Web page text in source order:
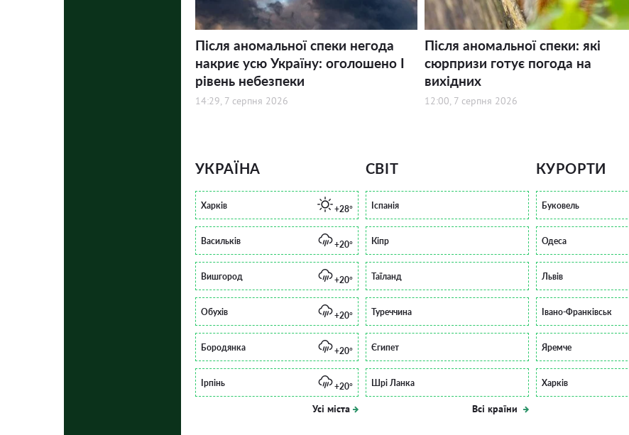
Після аномальної спеки негода
накриє усю Україну: оголошено І
рівень небезпеки
14:29, 7 серпня 2026
Після аномальної спеки: які
сюрпризи готує погода на
вихідних
12:00, 7 серпня 2026
УКРАЇНА
Харків +28°
Васильків +20°
Вишгород +20°
Обухів +20°
Бородянка +20°
Ірпінь +20°
Усі міста
СВІТ
Іспанія
Кіпр
Таїланд
Туреччина
Єгипет
Шрі Ланка
Всі країни
КУРОРТИ
Буковель
Одеса
Львів
Івано-Франківськ
Яремче
Харків